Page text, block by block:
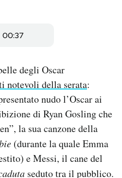
00:37
degli Oscar
notevoli della serata:
nudo l’Oscar ai
di Ryan Gosling che
la sua canzone della
(durante la quale Emma
e Messi, il cane del
seduto tra il pubblico.